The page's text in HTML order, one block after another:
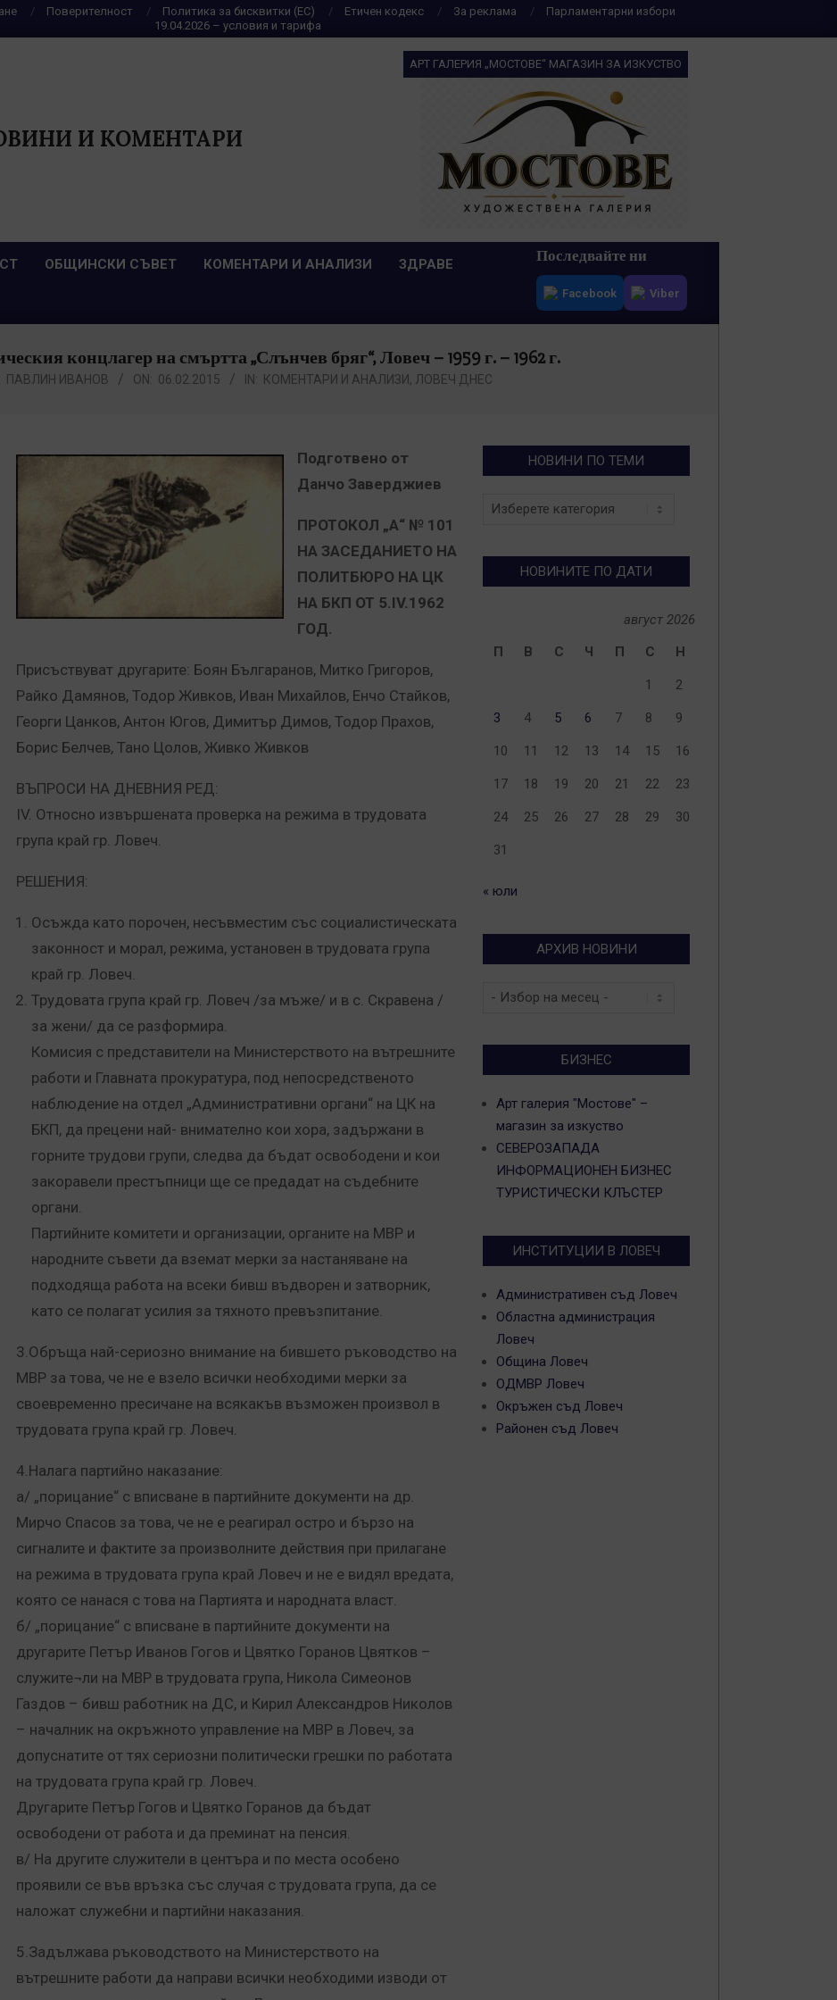
Поверителност Политика за бисквитки (ЕС) Етичен кодекс За реклама
Парламентарни избори
19.04.2026 – условия и тарифа
И КОМЕНТАРИ
АРТ ГАЛЕРИЯ „МОСТОВЕ“ МАГАЗИН ЗА ИЗКУСТВО
ОБЩИНСКИ СЪВЕТ КОМЕНТАРИ И АНАЛИЗИ ЗДРАВЕ Последвайте ни
Facebook Viber
концлагер на смъртта „Слънчев бряг“, Ловеч – 1959 г. – 1962 г.
ПАВЛИН ИВАНОВ ON: 06.02.2015 IN: КОМЕНТАРИ И АНАЛИЗИ, ЛОВЕЧ ДНЕС
Подготвено от
Данчо Заверджиев
ПРОТОКОЛ „А“ № 101
НА ЗАСЕДАНИЕТО НА
ПОЛИТБЮРО НА ЦК
НА БКП ОТ 5.IV.1962
ГОД.
Присъствуват другарите: Боян Българанов, Митко Григоров,
Райко Дамянов, Тодор Живков, Иван Михайлов, Енчо Стайков,
Георги Цанков, Антон Югов, Димитър Димов, Тодор Прахов,
Борис Белчев, Тано Цолов, Живко Живков
ВЪПРОСИ НА ДНЕВНИЯ РЕД:
IV. Относно извършената проверка на режима в трудовата
група край гр. Ловеч.
РЕШЕНИЯ:
Осъжда като порочен, несъвместим със социалистическата
законност и морал, режима, установен в трудовата група
край гр. Ловеч.
Трудовата група край гр. Ловеч /за мъже/ и в с. Скравена /
за жени/ да се разформира.
Комисия с представители на Министерството на вътрешните
работи и Главната прокуратура, под непосредственото
наблюдение на отдел „Административни органи“ на ЦК на
БКП, да прецени най- внимателно кои хора, задържани в
горните трудови групи, следва да бъдат освободени и кои
закоравели престъпници ще се предадат на съдебните
органи.
Партийните комитети и организации, органите на МВР и
народните съвети да вземат мерки за настаняване на
подходяща работа на всеки бивш въдворен и затворник,
като се полагат усилия за тяхното превъзпитание.
3.Обръща най-сериозно внимание на бившето ръководство на
МВР за това, че не е взело всички необходими мерки за
своевременно пресичане на всякакъв възможен произвол в
трудовата група край гр. Ловеч.
4.Налага партийно наказание:
а/ „порицание“ с вписване в партийните документи на др.
Мирчо Спасов за това, че не е реагирал остро и бързо на
сигналите и фактите за произволните действия при прилагане
на режима в трудовата група край Ловеч и не е видял вредата,
която се нанася с това на Партията и народната власт.
б/ „порицание“ с вписване в партийните документи на
другарите Петър Иванов Гогов и Цвятко Горанов Цвятков –
служите¬ли на МВР в трудовата група, Никола Симеонов
Газдов – бивш работник на ДС, и Кирил Александров Николов
– началник на окръжното управление на МВР в Ловеч, за
допуснатите от тях сериозни политически грешки по работата
на трудовата група край гр. Ловеч.
Другарите Петър Гогов и Цвятко Горанов да бъдат
освободени от работа и да преминат на пенсия.
в/ На другите служители в центъра и по места особено
проявили се във връзка със случая с трудовата група, да се
наложат служебни и партийни наказания.
5.Задължава ръководството на Министерството на
вътрешните работи да направи всички необходими изводи от
НОВИНИ ПО ТЕМИ
Новини
НОВИНИТЕ ПО ДАТИ
август 2026
П
В С Ч П С Н
1 2
3 4 5 6 7 8 9
10 11 12 13 14 15 16
17 18 19 20 21 22 23
24 25 26 27 28 29 30
31
« юли
АРХИВ НОВИНИ
Архив
БИЗНЕС
Арт галерия "Мостове" –
магазин за изкуство
СЕВЕРОЗАПАДА
ИНФОРМАЦИОНЕН БИЗНЕС
ТУРИСТИЧЕСКИ КЛЪСТЕР
ИНСТИТУЦИИ В ЛОВЕЧ
Административен съд Ловеч
Областна администрация
Ловеч
Община Ловеч
ОДМВР Ловеч
Окръжен съд Ловеч
Районен съд Ловеч